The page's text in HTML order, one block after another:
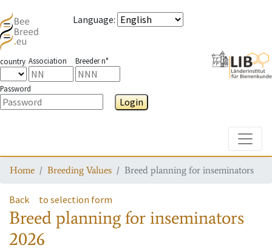
Language:
country Association Breeder n°
Password
Login
Home Breeding Values Breed planning for inseminators
Back to selection form
Breed planning for inseminators
2026